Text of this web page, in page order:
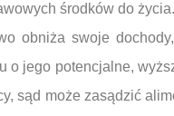
środków do życia.
obniża swoje
o jego potencjalne,
sąd może zasądzić